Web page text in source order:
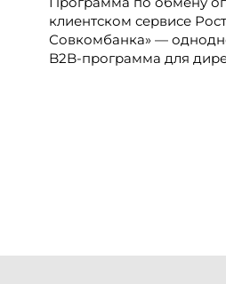
клиентском сервисе
Совкомбанка» —
B2B-программа для